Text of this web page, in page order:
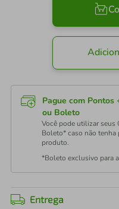
Pague com Pontos
ou Boleto
Você pode utilizar seus
Boleto* caso não
produto.
*Boleto exclusivo para
Entrega